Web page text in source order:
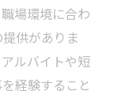
場環境に合わ
供がありま
ルバイトや短
経験すること